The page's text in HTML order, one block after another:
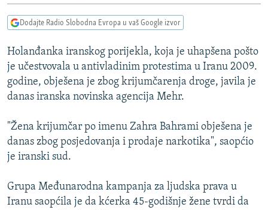
Pređite
na
VIDEO
FOTOGALERIJE
INFOGRAFIKE
PODCASTI
RAT U UKRAJINI
KINA NA BALKANU
RSE PRIČE IZ SVIJETA
ISPRIČAJ MI
DNEVNO@RSE
SPECIJALI RSE
VIŠE OD NASLOVA
GENOCID U SREBRENICI
PRATITE NAS
Dodajte Radio Slobodna Evropa u vaš Google izvor
Holanđanka iranskog porijekla, koja je uhapšena pošto
je učestvovala u antivladinim protestima u Iranu 2009.
godine, obješena je zbog krijumčarenja droge, javila je
danas iranska novinska agencija Mehr.
"Žena krijumčar po imenu Zahra Bahrami obješena je
danas zbog posjedovanja i prodaje narkotika", saopćio
je iranski sud.
Grupa Međunarodna kampanja za ljudska prava u
Iranu saopćila je da kćerka 45-godišnje žene tvrdi da